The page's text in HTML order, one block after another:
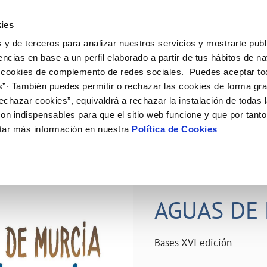
y de terceros para analizar nuestros servicios y mostrarte
en base a un perfil elaborado a partir de tus hábitos de
de complemento de redes sociales. Puedes aceptar
También puedes permitir o rechazar las cookies de forma
cookies”, equivaldrá a rechazar la instalación de todas
indispensables para que el sitio web funcione y que por
más información en nuestra Política de Cookies
de titular
de suministro
MODIFICACIÓN DE DATOS
Actualizar datos bancários
Actualizar datos de
VER TODAS LAS GESTIONES
Tu Servicio
AL CLIENTE
contacto
COMPROMISO DE SERVICIO
Carta de compromisos
Customer Counsel (Defensa del
Tu Agua
del agua
consumidor
CUIDADOS DEL AGUA
Consejos de ahorro
Depósitos comunitarios
comunitarios
Conócenos
DE GESTIÓN Y CERTIFICADOS
PERFIL DEL CONTRATANTE
Plataforma de contratación del
público
Licitaciones en curso
AGUAS
Bases XVI edición